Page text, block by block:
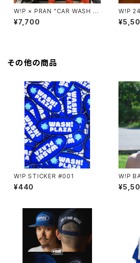
W!P × PRAN "CAR WASH P
LAZA" S/S TEE
¥7,700
W!P
その他の商品
W!P STICKER #001
¥440
W!P